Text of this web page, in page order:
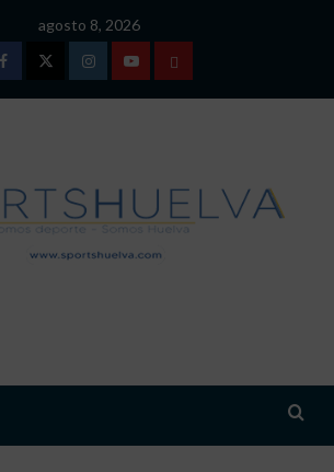
agosto 8, 2026
FacebookTwitterInstagramYoutubeTÉRMINOS
DE
USO